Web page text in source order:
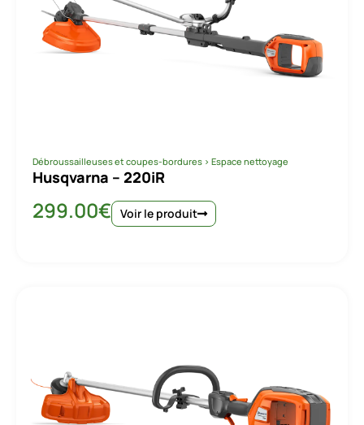
Débroussailleuses et coupes-bordures > Espace nettoyage
Husqvarna – 220iR
299.00€ Voir le produit